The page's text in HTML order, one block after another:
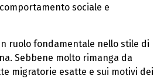
sociale e
ruolo fondamentale nello stile di
Sebbene molto rimanga da
migratorie esatte e sui motivi dei